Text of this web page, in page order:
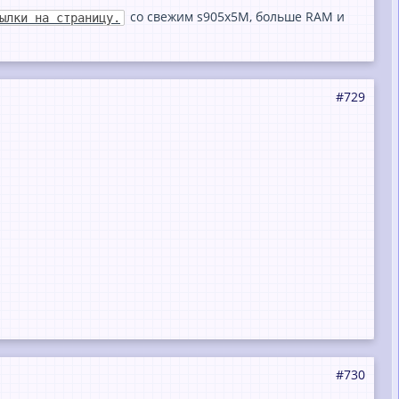
на страницу. со свежим s905x5M, больше RAM и
#729
#730